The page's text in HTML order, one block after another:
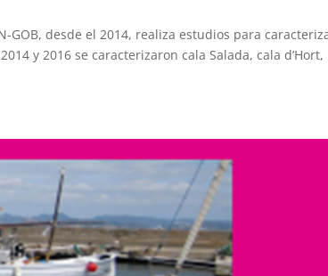
GOB, desde el 2014, realiza estudios para
y 2016 se caracterizaron cala Salada, cala d’Hort,